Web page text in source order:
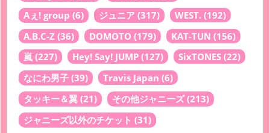
Aぇ! group (6) ジュニア (317) WEST. (192)
A.B.C-Z (36) DOMOTO (179) KAT-TUN (156)
嵐 (227) Hey! Say! JUMP (127) SixTONES (22)
なにわ男子 (39) Travis Japan (6)
タッキー＆翼 (21) その他ジャニーズ(213)
ジャニーズ以外のチケット (31)